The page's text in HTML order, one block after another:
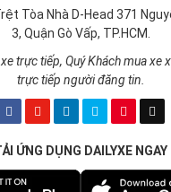
Tòa Nhà D-Head 371
3, Quận Gò Vấp, TP.HCM.
trực tiếp, Quý Khách mua xe
trực tiếp người đăng tin.
ỨNG DỤNG DAILYXE NGAY